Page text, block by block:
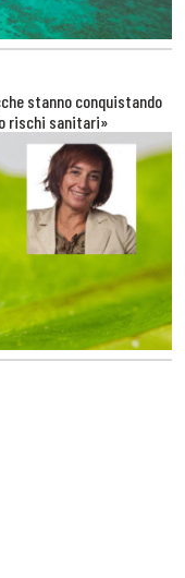
stanno conquistando
rischi sanitari»